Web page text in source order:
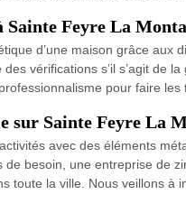
Feyre La
d’une maison grâce
vérifications s’il s’agit de
pour faire
sur Sainte Feyre La
avec des éléments
besoin, une entreprise de
toute la ville. Nous veillons à